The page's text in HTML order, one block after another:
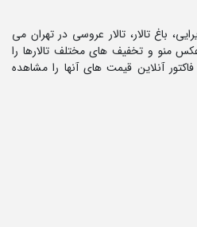
باغ تالار، تالار عروسی در تهران می
منو و تخفیف های مختلف تالارها را
آنلاین قیمت های آنها را مشاهده